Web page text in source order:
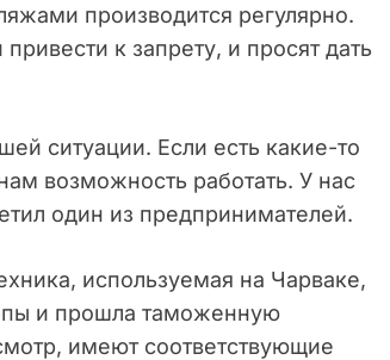
производится регулярно.
к запрету, и просят дать
ситуации. Если есть какие-то
возможность работать. У нас
один из предпринимателей.
используемая на Чарваке,
и прошла таможенную
имеют соответствующие